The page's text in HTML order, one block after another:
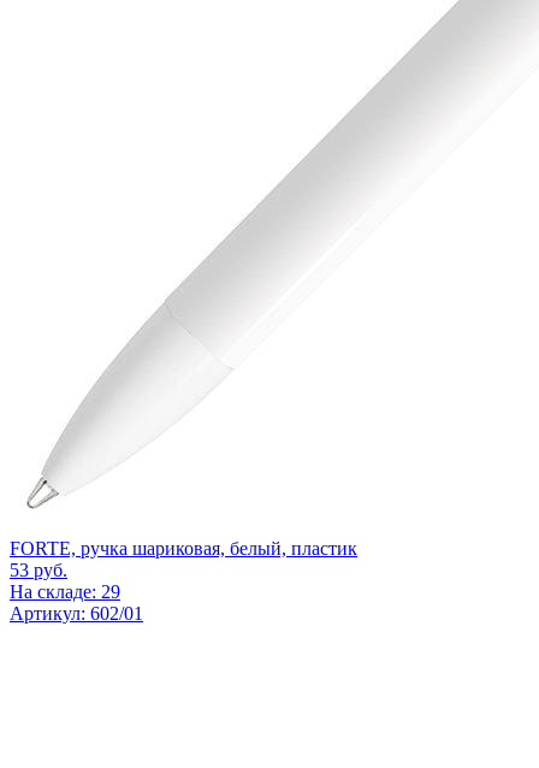
FORTE, ручка шариковая, белый, пластик
53 руб.
На складе: 29
Артикул: 602/01